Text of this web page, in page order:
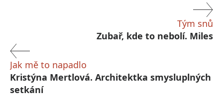
Tým snů
Zubař, kde to nebolí. Miles
Jak mě to napadlo
Kristýna Mertlová. Architektka smysluplných
setkání